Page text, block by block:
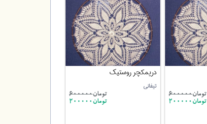
تومان600000
تومان200000
دریمکچر روستیک
تیفانی
تومان600000
تومان200000